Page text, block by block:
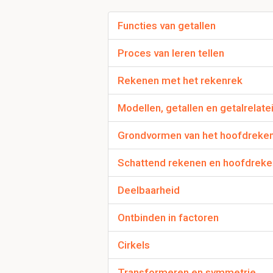
Wat betekent
Beseft dat het
Wat is verkort
Het tellen vanaf een
Sprongsgewijs
Doortellen .
Wat zijn de
1. Tellen moet
3. Laatste
Functies van getallen
Proces van leren tellen
Rekenen met het rekenrek
Modellen, getallen en
Grondvormen van het
Schattend rekenen en
Deelbaarheid
Ontbinden in factoren
Cirkels